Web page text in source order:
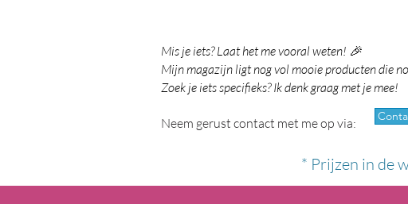
Mis je iets? Laat het me vooral weten! 🎉
Mijn magazijn ligt nog vol mooie producten die
Zoek je iets specifieks? Ik denk graag met je mee!
Neem gerust contact met me op via:
* Prijzen in de